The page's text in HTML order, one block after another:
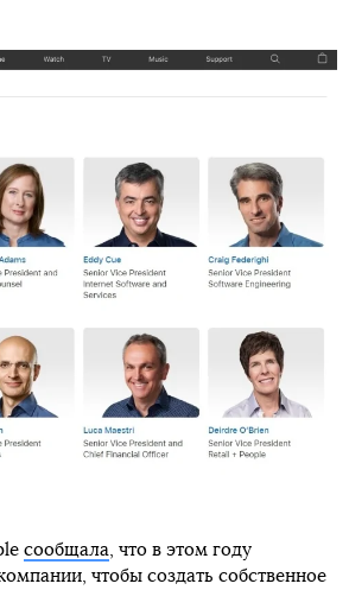
сообщала , что в этом году
чтобы создать собственное